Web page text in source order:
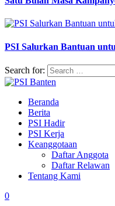
PSI Salurkan Bantuan
Search for:
Beranda
Berita
PSI Hadir
PSI Kerja
Keanggotaan
Daftar Anggota
Daftar Relawan
Tentang Kami
0